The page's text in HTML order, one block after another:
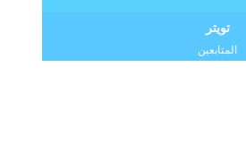
تويتر
المتابعين